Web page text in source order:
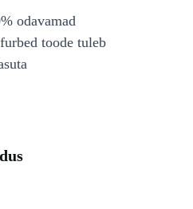
odavamad
toode tuleb